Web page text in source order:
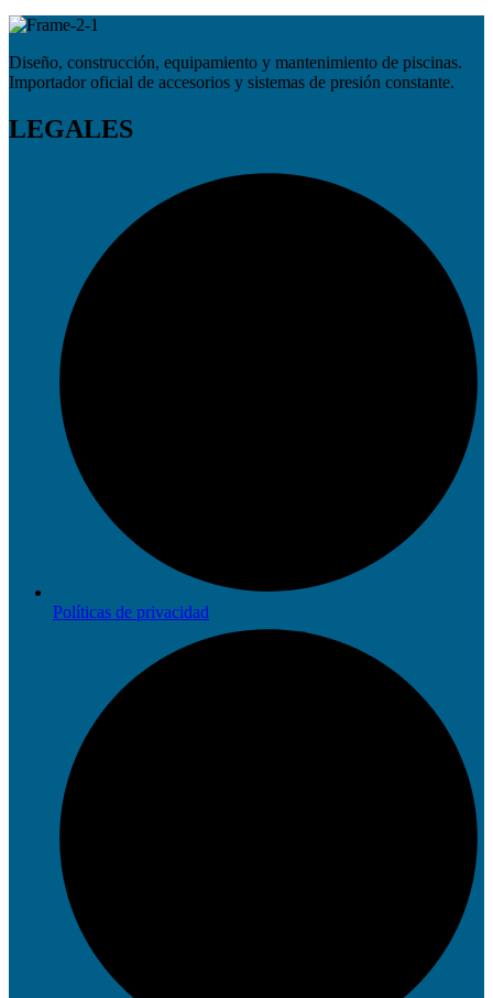
Diseño, construcción, equipamiento y mantenimiento de piscinas.
Importador oficial de accesorios y sistemas de presión constante.
LEGALES
Políticas de privacidad